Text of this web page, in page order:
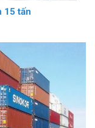
15 tấn